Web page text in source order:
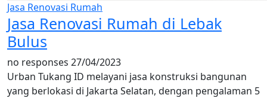
Jasa Renovasi Rumah
Jasa Renovasi Rumah di Lebak
Bulus
no responses 27/04/2023
Urban Tukang ID melayani jasa konstruksi bangunan
yang berlokasi di Jakarta Selatan, dengan pengalaman 5